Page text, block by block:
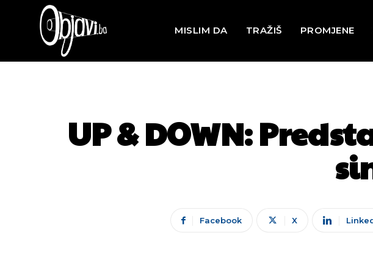
MISLIM DA TRAŽIŠ PROMJENE
UP & DOWN:
Facebook X